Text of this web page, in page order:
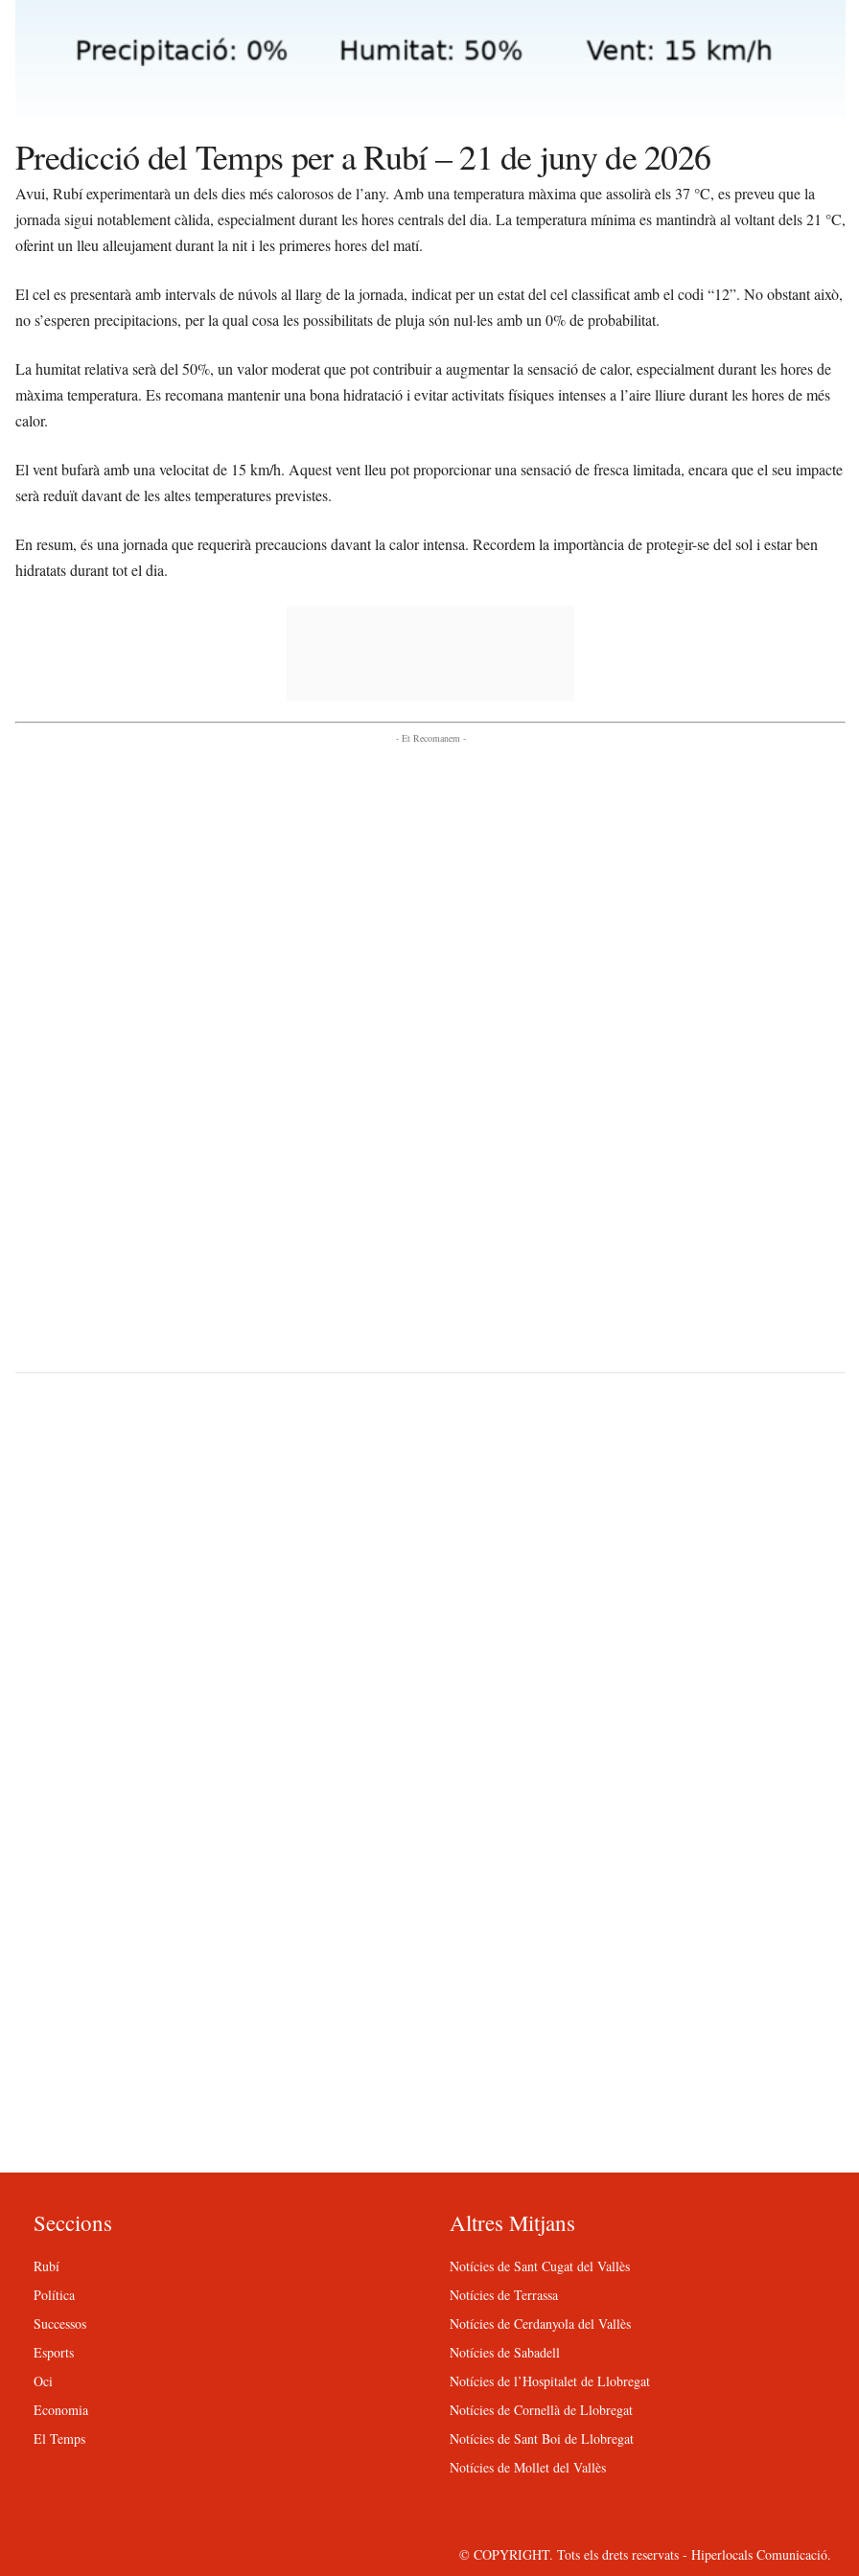
Predicció del Temps per a Rubí – 21 de juny de 2026
Avui, Rubí experimentarà un dels dies més calorosos de l’any. Amb una temperatura màxima que assolirà els 37 °C, es preveu que la
jornada sigui notablement càlida, especialment durant les hores centrals del dia. La temperatura mínima es mantindrà al voltant dels 21 °C,
oferint un lleu alleujament durant la nit i les primeres hores del matí.
El cel es presentarà amb intervals de núvols al llarg de la jornada, indicat per un estat del cel classificat amb el codi “12”. No obstant això,
no s’esperen precipitacions, per la qual cosa les possibilitats de pluja són nul·les amb un 0% de probabilitat.
La humitat relativa serà del 50%, un valor moderat que pot contribuir a augmentar la sensació de calor, especialment durant les hores de
màxima temperatura. Es recomana mantenir una bona hidratació i evitar activitats físiques intenses a l’aire lliure durant les hores de més
calor.
El vent bufarà amb una velocitat de 15 km/h. Aquest vent lleu pot proporcionar una sensació de fresca limitada, encara que el seu impacte
serà reduït davant de les altes temperatures previstes.
En resum, és una jornada que requerirà precaucions davant la calor intensa. Recordem la importància de protegir-se del sol i estar ben
hidratats durant tot el dia.
- Et Recomanem -
Seccions
Rubí
Política
Successos
Esports
Oci
Economia
El Temps
Altres Mitjans
Notícies de Sant Cugat del Vallès
Notícies de Terrassa
Notícies de Cerdanyola del Vallès
Notícies de Sabadell
Notícies de l’Hospitalet de Llobregat
Notícies de Cornellà de Llobregat
Notícies de Sant Boi de Llobregat
Notícies de Mollet del Vallès
© COPYRIGHT. Tots els drets reservats - Hiperlocals Comunicació.